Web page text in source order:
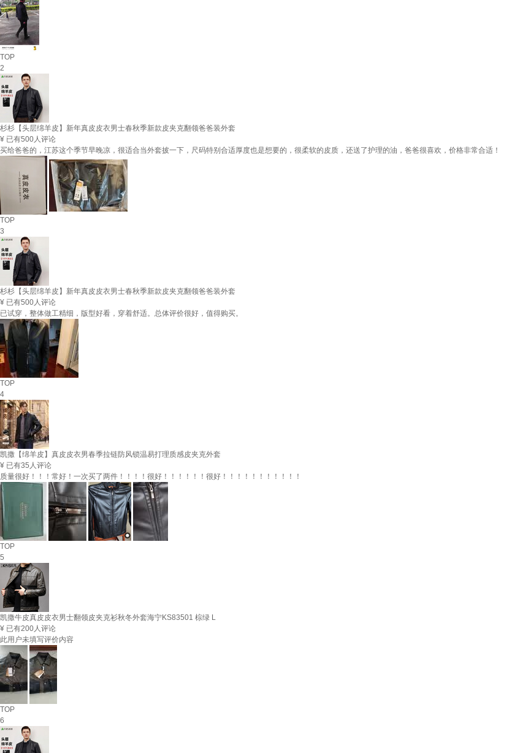
TOP
2
杉杉【头层绵羊皮】新年真皮皮衣男士春秋季新款皮夹克翻领爸爸装外套
¥ 已有500人评论
买给爸爸的，江苏这个季节早晚凉，很适合当外套披一下，尺码特别合适厚度也是想要的，很柔软的皮质，还送了护理的油，爸爸很喜欢，价格非常合适！
TOP
3
杉杉【头层绵羊皮】新年真皮皮衣男士春秋季新款皮夹克翻领爸爸装外套
¥ 已有500人评论
已试穿，整体做工精细，版型好看，穿着舒适。总体评价很好，值得购买。
TOP
4
凯撒【绵羊皮】真皮皮衣男春季拉链防风锁温易打理质感皮夹克外套
¥ 已有35人评论
质量很好！！！常好！一次买了两件！！！！很好！！！！！！很好！！！！！！！！！！！
TOP
5
凯撒牛皮真皮皮衣男士翻领皮夹克衫秋冬外套海宁KS83501 棕绿 L
¥ 已有200人评论
此用户未填写评价内容
TOP
6